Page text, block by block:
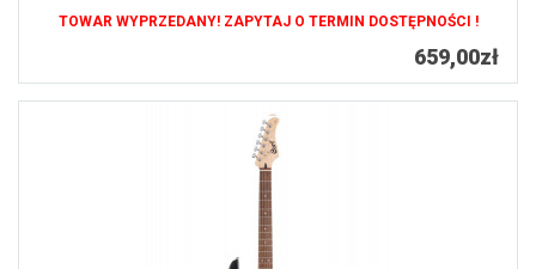
TOWAR WYPRZEDANY! ZAPYTAJ O TERMIN DOSTĘPNOŚCI !
659,00zł